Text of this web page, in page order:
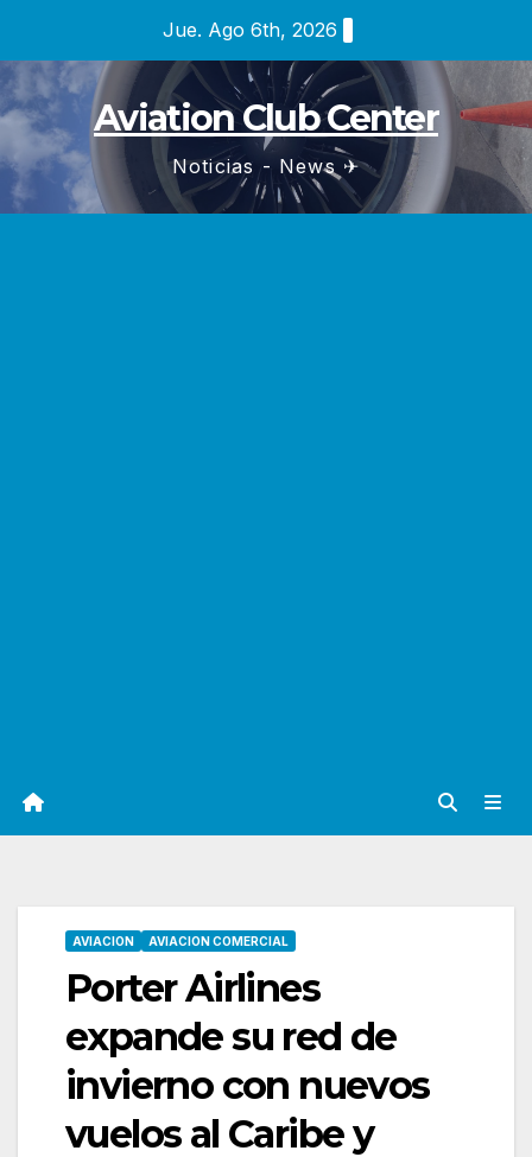
contenido
Jue. Ago 6th, 2026
Aviation Club Center
Noticias - News ✈
AVIACION AVIACION COMERCIAL
Porter Airlines
expande su red de
invierno con nuevos
vuelos al Caribe y